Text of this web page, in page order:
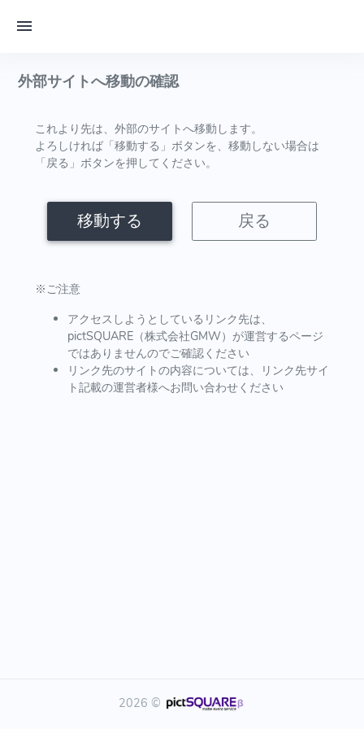
外部サイトへ移動の確認
これより先は、外部のサイトへ移動します。
よろしければ「移動する」ボタンを、移動しない場合は
「戻る」ボタンを押してください。
移動する 戻る
※ご注意
アクセスしようとしているリンク先は、
pictSQUARE（株式会社GMW）が運営するページ
ではありませんのでご確認ください
リンク先のサイトの内容については、リンク先サイ
ト記載の運営者様へお問い合わせください
2026 ©